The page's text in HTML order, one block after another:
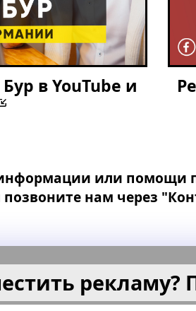
в YouTube и
или помощи
нам через
рекламу?